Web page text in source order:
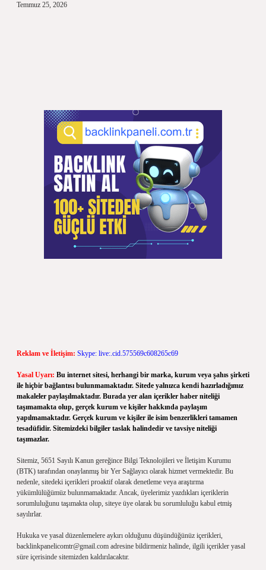
Temmuz 25, 2026
Reklam ve İletişim: Skype: live:.cid.575569c608265c69
Yasal Uyarı: Bu internet sitesi, herhangi bir marka, kurum veya şahıs şirketi
ile hiçbir bağlantısı bulunmamaktadır. Sitede yalnızca kendi hazırladığımız
makaleler paylaşılmaktadır. Burada yer alan içerikler haber niteliği
taşımamakta olup, gerçek kurum ve kişiler hakkında paylaşım
yapılmamaktadır. Gerçek kurum ve kişiler ile isim benzerlikleri tamamen
tesadüfidir. Sitemizdeki bilgiler taslak halindedir ve tavsiye niteliği
taşımazlar.
Sitemiz, 5651 Sayılı Kanun gereğince Bilgi Teknolojileri ve İletişim Kurumu
(BTK) tarafından onaylanmış bir Yer Sağlayıcı olarak hizmet vermektedir. Bu
nedenle, sitedeki içerikleri proaktif olarak denetleme veya araştırma
yükümlülüğümüz bulunmamaktadır. Ancak, üyelerimiz yazdıkları içeriklerin
sorumluluğunu taşımakta olup, siteye üye olarak bu sorumluluğu kabul etmiş
sayılırlar.
Hukuka ve yasal düzenlemelere aykırı olduğunu düşündüğünüz içerikleri,
backlinkpanelicomtr@gmail.com adresine bildirmeniz halinde, ilgili içerikler yasal
süre içerisinde sitemizden kaldırılacaktır.